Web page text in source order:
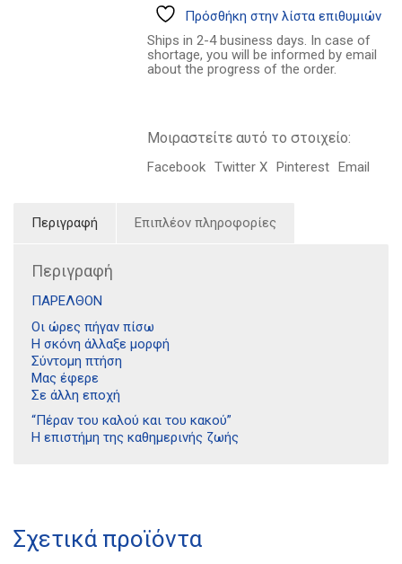
Πρόσθήκη στην λίστα επιθυμιών
Ships in 2-4 business days. In case of
shortage, you will be informed by email
about the progress of the order.
Μοιραστείτε αυτό το στοιχείο:
Facebook Twitter X Pinterest Email
Περιγραφή Επιπλέον πληροφορίες
Περιγραφή
ΠΑΡΕΛΘΟΝ
Οι ώρες πήγαν πίσω
Η σκόνη άλλαξε μορφή
Σύντομη πτήση
Μας έφερε
Σε άλλη εποχή
“Πέραν του καλού και του κακού”
Η επιστήμη της καθημερινής ζωής
Σχετικά προϊόντα
21 1750 8340